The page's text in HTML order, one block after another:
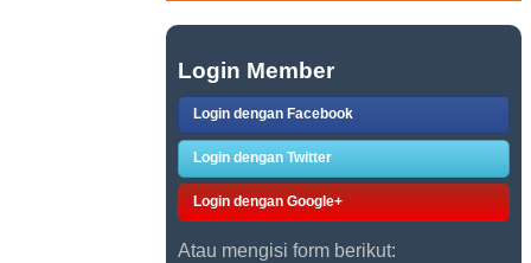
Login Member
Login dengan Facebook
Login dengan Twitter
Login dengan Google+
Atau mengisi form berikut: